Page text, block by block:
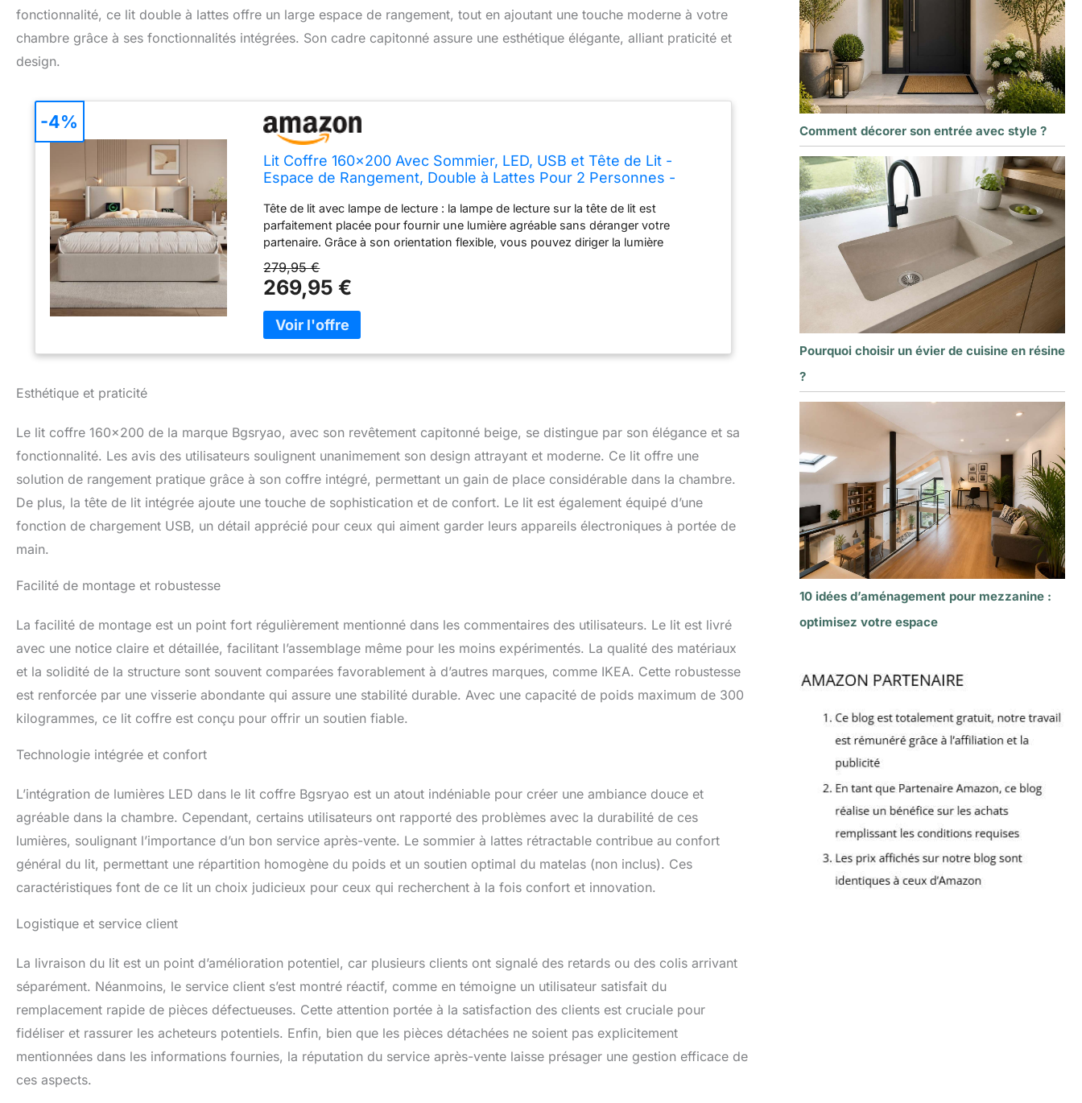
fonctionnalité, ce lit double à lattes offre un large espace de rangement, tout en ajoutant une touche moderne à votre
chambre grâce à ses fonctionnalités intégrées. Son cadre capitonné assure une esthétique élégante, alliant praticité et
design.
Lit Coffre 160x200 Avec Sommier, LED, USB et Tête de Lit -
Espace de Rangement, Double à Lattes Pour 2 Personnes -
Tête de lit avec lampe de lecture : la lampe de lecture sur la tête de lit est
parfaitement placée pour fournir une lumière agréable sans déranger votre
partenaire. Grâce à son orientation flexible, vous pouvez diriger la lumière
recharge intégrée】 : nous avons également une fonction de recharge intégrée qui
vous permet de recharger vos appareils électroniques comme les smartphones,
les tablettes ou directement au pied du lit. Vous n'aurez plus à vous lever du lit
pour recharger votre appareil, ce qui vous permet d'économiser du temps et des
efforts. Durable : conçu pour être durable, vous pouvez être sûr de faire un
investissement dans un meuble qui vous procurera du plaisir pendant de
sommeil. 【Grande capacité】 : tiroir sous le sommier à lattes inclinable avec
beaucoup d’espace pour ranger les couvertures, les oreillers ou les draps,
sommier à lattes facilement inclinable grâce au vérin de levage. Un tissu Oxford
est fixé à la partie inférieure du lit pour éloigner la poussière. 【Facile à assembler
avec des instructions claires】: il est possible de l’installer grâce aux instructions
claires (français non garanti). Si vous rencontrez des problèmes, veuillez contacter
notre service client, nous vous fournirons la meilleure solution dès que possible.
279,95 €
269,95 €
-4%
Esthétique et praticité
Le lit coffre 160×200 de la marque Bgsryao, avec son revêtement capitonné beige, se distingue par son élégance et sa
fonctionnalité. Les avis des utilisateurs soulignent unanimement son design attrayant et moderne. Ce lit offre une
solution de rangement pratique grâce à son coffre intégré, permettant un gain de place considérable dans la chambre.
De plus, la tête de lit intégrée ajoute une touche de sophistication et de confort. Le lit est également équipé d’une
fonction de chargement USB, un détail apprécié pour ceux qui aiment garder leurs appareils électroniques à portée de
main.
Facilité de montage et robustesse
La facilité de montage est un point fort régulièrement mentionné dans les commentaires des utilisateurs. Le lit est livré
avec une notice claire et détaillée, facilitant l’assemblage même pour les moins expérimentés. La qualité des matériaux
et la solidité de la structure sont souvent comparées favorablement à d’autres marques, comme IKEA. Cette robustesse
est renforcée par une visserie abondante qui assure une stabilité durable. Avec une capacité de poids maximum de 300
kilogrammes, ce lit coffre est conçu pour offrir un soutien fiable.
Technologie intégrée et confort
L’intégration de lumières LED dans le lit coffre Bgsryao est un atout indéniable pour créer une ambiance douce et
agréable dans la chambre. Cependant, certains utilisateurs ont rapporté des problèmes avec la durabilité de ces
lumières, soulignant l’importance d’un bon service après-vente. Le sommier à lattes rétractable contribue au confort
général du lit, permettant une répartition homogène du poids et un soutien optimal du matelas (non inclus). Ces
caractéristiques font de ce lit un choix judicieux pour ceux qui recherchent à la fois confort et innovation.
Logistique et service client
La livraison du lit est un point d’amélioration potentiel, car plusieurs clients ont signalé des retards ou des colis arrivant
séparément. Néanmoins, le service client s’est montré réactif, comme en témoigne un utilisateur satisfait du
remplacement rapide de pièces défectueuses. Cette attention portée à la satisfaction des clients est cruciale pour
fidéliser et rassurer les acheteurs potentiels. Enfin, bien que les pièces détachées ne soient pas explicitement
mentionnées dans les informations fournies, la réputation du service après-vente laisse présager une gestion efficace de
ces aspects.
Comment décorer son entrée avec style ?
Pourquoi choisir un évier de cuisine en résine
?
10 idées d’aménagement pour mezzanine :
optimisez votre espace